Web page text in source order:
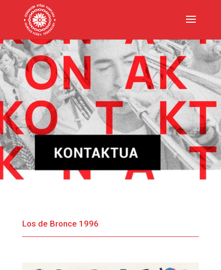
Los de Bronce 1996